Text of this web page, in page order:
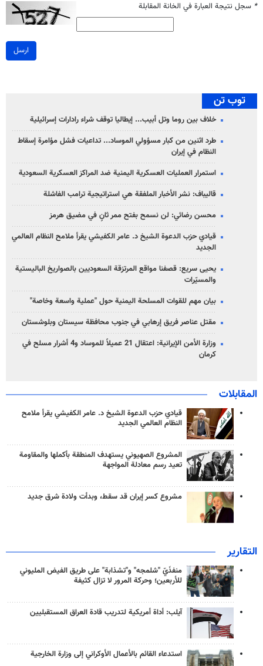
* سجل نتيجة العبارة في الخانة المقابلة
ارسل
توب تن
خلاف بين روما وتل أبيب... إيطاليا توقف شراء رادارات إسرائيلية
طرد اثنين من كبار مسؤولي الموساد... تداعيات فشل مؤامرة إسقاط
النظام في إيران
استمرار العمليات العسكرية اليمنية ضد المراكز العسكرية السعودية
قاليباف: نشر الأخبار الملفقة هي استراتيجية ترامب الفاشلة
محسن رضائي: لن نسمح بفتح ممر ثانٍ في مضيق هرمز
قيادي حزب الدعوة الشيخ د. عامر الكفيشي يقرأ ملامح النظام العالمي
الجديد
يحيى سريع: قصفنا مواقع المرتزقة السعوديين بالصواريخ الباليستية
والمسيّرات
بيان مهم للقوات المسلحة اليمنية حول "عملية واسعة وخاصة"
مقتل عناصر فريق إرهابي في جنوب محافظة سيستان وبلوشستان
وزارة الأمن الإيرانية: اعتقال 21 عميلاً للموساد و4 أشرار مسلح في
كرمان
المقابلات
قيادي حزب الدعوة الشيخ د. عامر الكفيشي يقرأ ملامح
النظام العالمي الجديد
المشروع الصهيوني يستهدف المنطقة بأكملها والمقاومة
تعيد رسم معادلة المواجهة
مشروع كسر إيران قد سقط، وبدأت ولادة شرق جديد
التقارير
منفذَيّ "شلمجه" و"تشذابة" على طريق الفيض المليوني
للأربعين؛ وحركة المرور لا تزال كثيفة
آيلب: أداة أمريكية لتدريب قادة العراق المستقبليين
استدعاء القائم بالأعمال الأوكراني إلى وزارة الخارجية